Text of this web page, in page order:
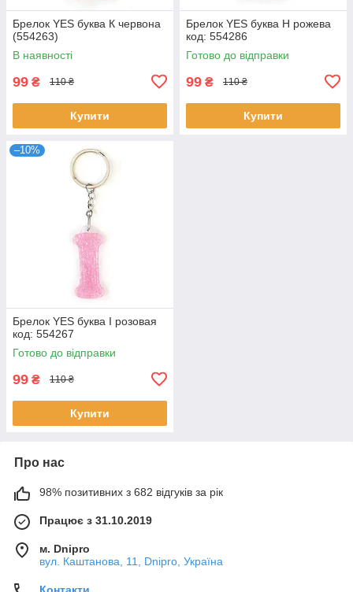
Брелок YES буква К червона
(554263)
В наявності
99 ₴ 110 ₴
Купити
Брелок YES буква Н рожева
код: 554286
Готово до відправки
99 ₴ 110 ₴
Купити
–10%
Брелок YES буква І розовая
код: 554267
Готово до відправки
99 ₴ 110 ₴
Купити
Про нас
98% позитивних з 682 відгуків за рік
Працює з 31.10.2019
м. Dnipro
вул. Каштанова, 11, Dnipro, Україна
Контакти